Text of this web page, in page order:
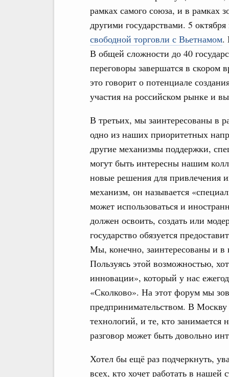
рамках самого союза, и в рамках
другими государствами. 5
свободной торговли с Вьетнамом.
В общей сложности до 40
переговоры завершатся в скором
это говорит о потенциале
участия на российском рынке и
В третьих, мы заинтересованы в
одно из наших приоритетных
другие механизмы поддержки,
могут быть интересны нашим
новые решения для привлечения
механизм, он называется
может использоваться и
должен освоить, создать или
государство обязуется
Мы, конечно, заинтересованы и
Пользуясь этой возможностью,
инновации», который у нас
«Сколково». На этот форум мы
предпринимательством. В
технологий, и те, кто
разговор может быть довольно
Хотел бы ещё раз подчеркнуть,
всех, кто хочет работать в нашей